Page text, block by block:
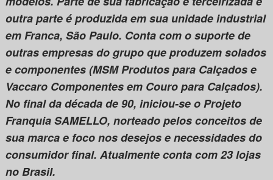
outra parte é produzida em sua unidade industrial
em Franca, São Paulo. Conta com o suporte de
outras empresas do grupo que produzem solados
e componentes (MSM Produtos para Calçados e
Vaccaro Componentes em Couro para Calçados).
No final da década de 90, iniciou-se o Projeto
Franquia SAMELLO, norteado pelos conceitos de
sua marca e foco nos desejos e necessidades do
consumidor final. Atualmente conta com 23 lojas
no Brasil.